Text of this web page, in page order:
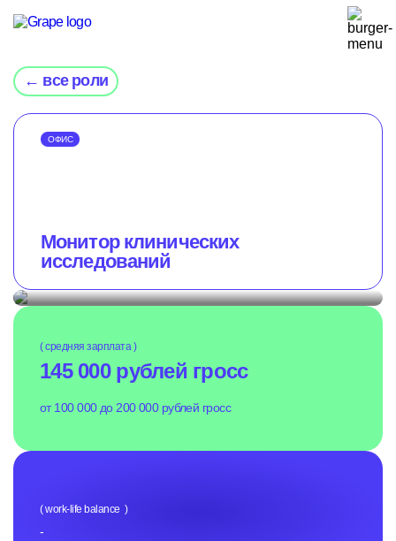
← все роли
ОФИС
Монитор клинических
исследований
( средняя зарплата )
145 000 рублей гросс
от 100 000 до 200 000 рублей гросс
( work-life balance )
-